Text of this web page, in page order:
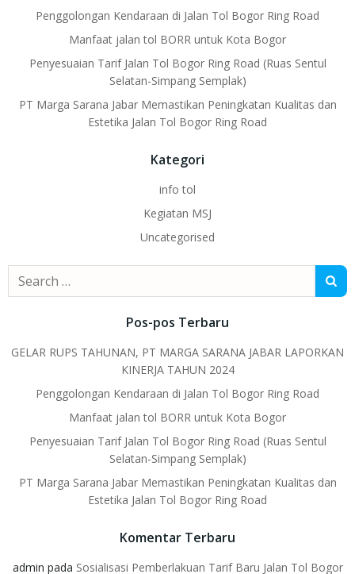
Penggolongan Kendaraan di Jalan Tol Bogor Ring Road
Manfaat jalan tol BORR untuk Kota Bogor
Penyesuaian Tarif Jalan Tol Bogor Ring Road (Ruas Sentul
Selatan-Simpang Semplak)
PT Marga Sarana Jabar Memastikan Peningkatan Kualitas dan
Estetika Jalan Tol Bogor Ring Road
Kategori
info tol
Kegiatan MSJ
Uncategorised
Search
for:
Pos-pos Terbaru
GELAR RUPS TAHUNAN, PT MARGA SARANA JABAR LAPORKAN
KINERJA TAHUN 2024
Penggolongan Kendaraan di Jalan Tol Bogor Ring Road
Manfaat jalan tol BORR untuk Kota Bogor
Penyesuaian Tarif Jalan Tol Bogor Ring Road (Ruas Sentul
Selatan-Simpang Semplak)
PT Marga Sarana Jabar Memastikan Peningkatan Kualitas dan
Estetika Jalan Tol Bogor Ring Road
Komentar Terbaru
admin pada Sosialisasi Pemberlakuan Tarif Baru Jalan Tol Bogor